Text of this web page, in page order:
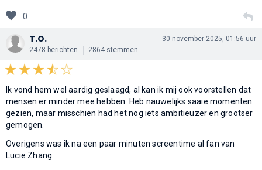
0
T.O.
2478 berichten 2864 stemmen
30 november 2025, 01:56 uur
Ik vond hem wel aardig geslaagd, al kan ik mij ook voorstellen dat
mensen er minder mee hebben. Heb nauwelijks saaie momenten
gezien, maar misschien had het nog iets ambitieuzer en grootser
gemogen.
Overigens was ik na een paar minuten screentime al fan van
Lucie Zhang.